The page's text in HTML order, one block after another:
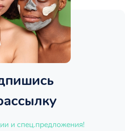
и спец.предложения!